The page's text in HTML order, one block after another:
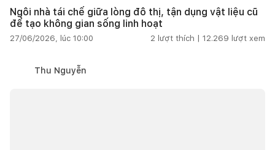
Ngôi nhà tái chế giữa lòng đô thị, tận dụng vật liệu cũ
để tạo không gian sống linh hoạt
27/06/2026, lúc 10:00 2 lượt thích | 12.269 lượt xem
Thu Nguyễn